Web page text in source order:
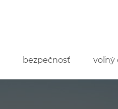
bezpečnosť voľný